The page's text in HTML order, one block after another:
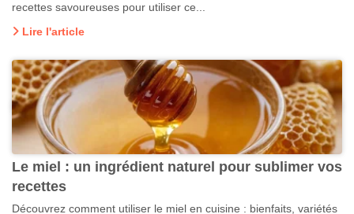
recettes savoureuses pour utiliser ce...
Lire l'article
Le miel : un ingrédient naturel pour sublimer vos
recettes
Découvrez comment utiliser le miel en cuisine : bienfaits, variétés